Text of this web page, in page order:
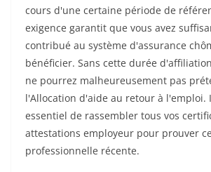
cours d'une certaine période de
exigence garantit que vous avez
contribué au système d'assurance
bénéficier. Sans cette durée
ne pourrez malheureusement pas
l'Allocation d'aide au retour à l'emploi.
essentiel de rassembler tous vos
attestations employeur pour prouver
professionnelle récente.